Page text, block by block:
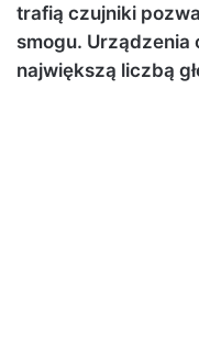
trafią czujniki
smogu. Urządzenia
największą liczbą